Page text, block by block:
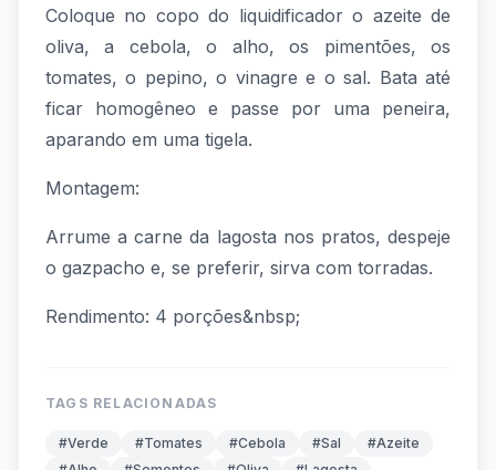
Coloque no copo do liquidificador o azeite de
oliva, a cebola, o alho, os pimentões, os
tomates, o pepino, o vinagre e o sal. Bata até
ficar homogêneo e passe por uma peneira,
aparando em uma tigela.
Montagem:
Arrume a carne da lagosta nos pratos, despeje
o gazpacho e, se preferir, sirva com torradas.
Rendimento: 4 porções&nbsp;
TAGS RELACIONADAS
#Verde #Tomates #Cebola #Sal
#Azeite